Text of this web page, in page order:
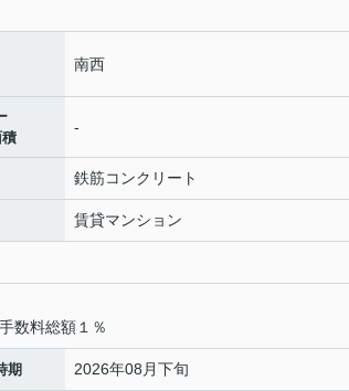
南西
-
鉄筋コンクリート
賃貸マンション
数料総額１％
期 2026年08月下旬